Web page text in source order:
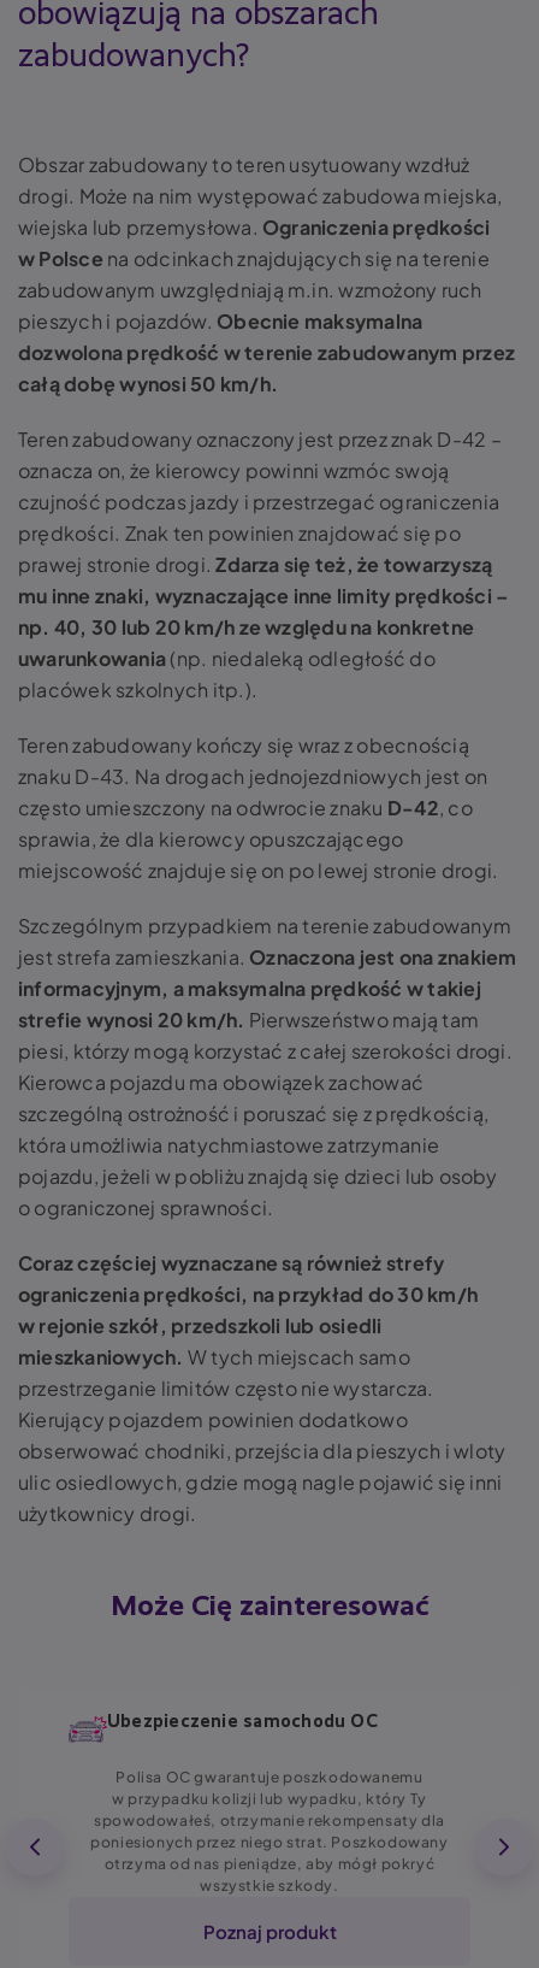
obowiązują na obszarach
zabudowanych?
Obszar zabudowany to teren usytuowany wzdłuż
drogi. Może na nim występować zabudowa miejska,
wiejska lub przemysłowa. Ograniczenia prędkości
w Polsce na odcinkach znajdujących się na terenie
zabudowanym uwzględniają m.in. wzmożony ruch
pieszych i pojazdów. Obecnie maksymalna
dozwolona prędkość w terenie zabudowanym przez
całą dobę wynosi 50 km/h.
Teren zabudowany oznaczony jest przez znak D-42 –
oznacza on, że kierowcy powinni wzmóc swoją
czujność podczas jazdy i przestrzegać ograniczenia
prędkości. Znak ten powinien znajdować się po
prawej stronie drogi.Zdarza się też, że towarzyszą
mu inne znaki, wyznaczające inne limity prędkości –
np. 40, 30 lub 20 km/h ze względu na konkretne
uwarunkowania(np. niedaleką odległość do
placówek szkolnych itp.).
Teren zabudowany kończy się wraz z obecnością
znaku D-43. Na drogach jednojezdniowych jest on
często umieszczony na odwrocie znaku D-42, co
sprawia, że dla kierowcy opuszczającego
miejscowość znajduje się on po lewej stronie drogi.
Szczególnym przypadkiem na terenie zabudowanym
jest strefa zamieszkania. Oznaczona jest ona znakiem
informacyjnym, a maksymalna prędkość w takiej
strefie wynosi 20 km/h. Pierwszeństwo mają tam
piesi, którzy mogą korzystać z całej szerokości drogi.
Kierowca pojazdu ma obowiązek zachować
szczególną ostrożność i poruszać się z prędkością,
która umożliwia natychmiastowe zatrzymanie
pojazdu, jeżeli w pobliżu znajdą się dzieci lub osoby
o ograniczonej sprawności.
Coraz częściej wyznaczane są również strefy
ograniczenia prędkości, na przykład do 30 km/h
w rejonie szkół, przedszkoli lub osiedli
mieszkaniowych. W tych miejscach samo
przestrzeganie limitów często nie wystarcza.
Kierujący pojazdem powinien dodatkowo
obserwować chodniki, przejścia dla pieszych i wloty
ulic osiedlowych, gdzie mogą nagle pojawić się inni
użytkownicy drogi.
Może Cię zainteresować
Ubezpieczenie samochodu OC
Polisa OC gwarantuje poszkodowanemu
w przypadku kolizji lub wypadku, który Ty
spowodowałeś, otrzymanie rekompensaty dla
poniesionych przez niego strat. Poszkodowany
otrzyma od nas pieniądze, aby mógł pokryć
wszystkie szkody.
Poznaj produkt